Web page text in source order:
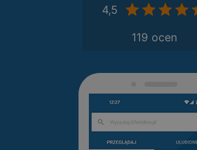
4,5
119 ocen